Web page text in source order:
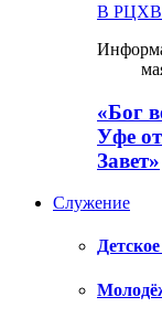
В
«Бог
Уфе
Завет»
Служение